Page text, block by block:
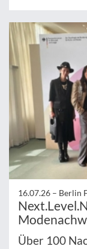
16.07.26 – Berlin
Über 100